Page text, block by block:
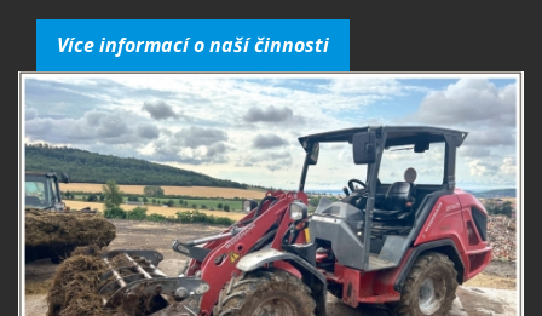
Více informací o naší činnosti